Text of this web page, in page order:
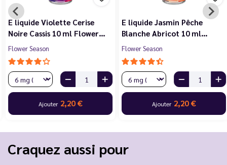
E liquide Violette Cerise
Noire Cassis 10 ml Flower…
Flower Season
Ajouter2,20 €
E liquide Jasmin Pêche
Blanche Abricot 10 ml…
Flower Season
Ajouter2,20 €
Craquez aussi pour